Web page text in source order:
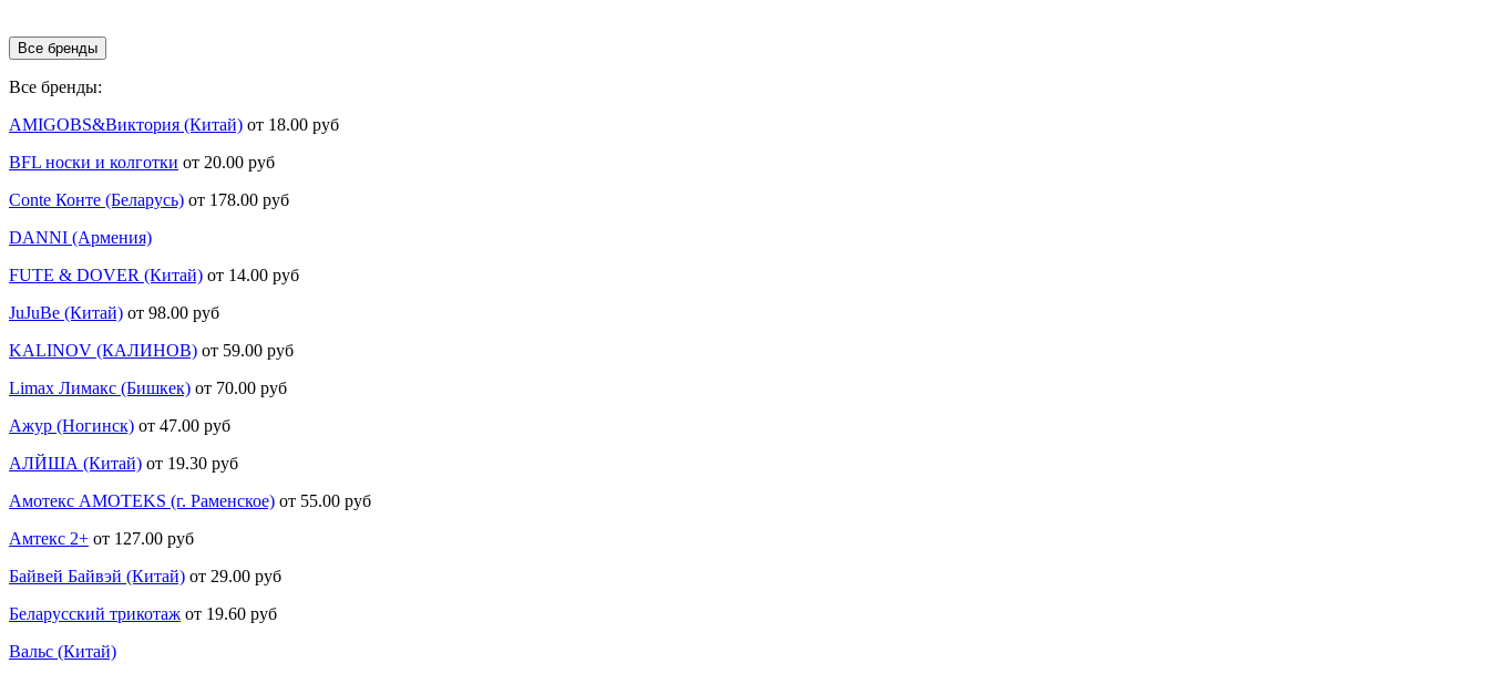
Все бренды
Все бренды:
AMIGOBS&Виктория (Китай) от 18.00 руб
BFL носки и колготки от 20.00 руб
Conte Конте (Беларусь) от 178.00 руб
DANNI (Армения)
FUTE & DOVER (Китай) от 14.00 руб
JuJuBe (Китай) от 98.00 руб
KALINOV (КАЛИНОВ) от 59.00 руб
Limax Лимакс (Бишкек) от 70.00 руб
Ажур (Ногинск) от 47.00 руб
АЛЙША (Китай) от 19.30 руб
Амотекс AMOTEKS (г. Раменское) от 55.00 руб
Амтекс 2+ от 127.00 руб
Байвей Байвэй (Китай) от 29.00 руб
Беларусский трикотаж от 19.60 руб
Вальс (Китай)